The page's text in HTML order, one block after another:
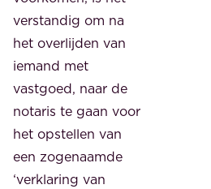
verstandig om na
het overlijden van
iemand met
vastgoed, naar de
notaris te gaan voor
het opstellen van
een zogenaamde
‘verklaring van